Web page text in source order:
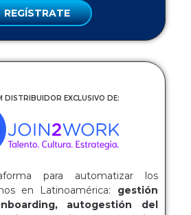
REGÍSTRATE
DISTRIBUIDOR EXCLUSIVO DE:
para automatizar los
en Latinoamérica: gestión
autogestión del